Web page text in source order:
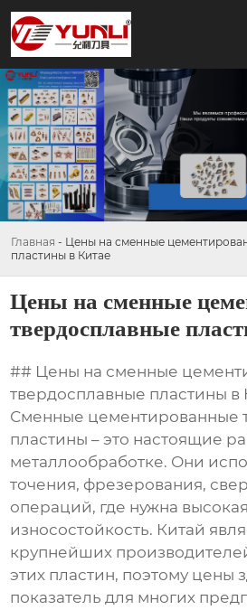
Главная - Цены на сменные
пластины в Китае
Цены на сменные
твердосплавные
## Цены на сменные
твердосплавные пластины в
Сменные цементированные
пластины – это настоящие
металлообработке. Они
точения, фрезерования,
операций, где нужна
износостойкость. Китай
крупнейших
этих пластин, поэтому цены
показатель для многих